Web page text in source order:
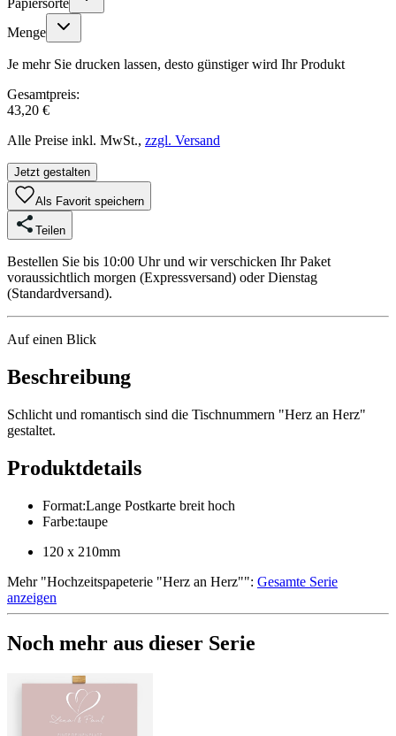
Menge
Je mehr Sie drucken lassen, desto günstiger wird Ihr Produkt
Gesamtpreis:
43,20 €
Alle Preise inkl. MwSt., zzgl. Versand
Jetzt gestalten
Als Favorit speichern
Teilen
Bestellen Sie bis 10:00 Uhr und wir verschicken Ihr Paket
voraussichtlich morgen (Expressversand) oder Dienstag
(Standardversand).
Auf einen Blick
Beschreibung
Schlicht und romantisch sind die Tischnummern "Herz an Herz"
gestaltet.
Produktdetails
Format:Lange Postkarte breit hoch
Farbe:taupe
120 x 210mm
Mehr"Hochzeitspapeterie "Herz an Herz"": Gesamte Serie
anzeigen
Noch mehr aus dieser Serie